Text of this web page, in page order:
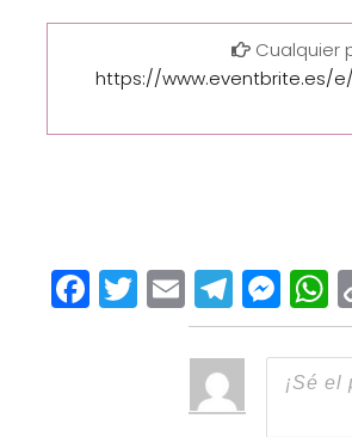
Cualquier
https://www.eventbrite.es/
Facebook
Twitter
Email